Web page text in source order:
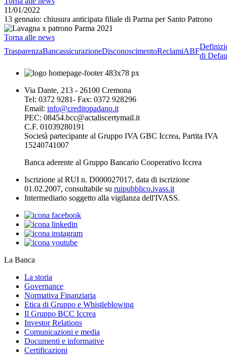
11/01/2022
13 gennaio: chiusura anticipata filiale di Parma per Santo Patrono
Torna alle news
TrasparenzaBancassicurazioneDisconoscimentoReclamiABF
di
Via Dante, 213 - 26100 Cremona
Tel: 0372 9281- Fax: 0372 928296
Email: info@creditopadano.it
PEC: 08454.bcc@actaliscertymail.it
C.F. 01039280191
Società partecipante al Gruppo IVA GBC Iccrea, Partita IVA
15240741007
Banca aderente al Gruppo Bancario Cooperativo Iccrea
Iscrizione al RUI n. D000027017, data di iscrizione
01.02.2007, consultabile su ruipubblico.ivass.it
Intermediario soggetto alla vigilanza dell'IVASS.
La Banca
La storia
Governance
Normativa Finanziaria
Etica di Gruppo e Whistleblowing
Il Gruppo BCC Iccrea
Investor Relations
Comunicazioni e media
Documenti e informative
Certificazioni